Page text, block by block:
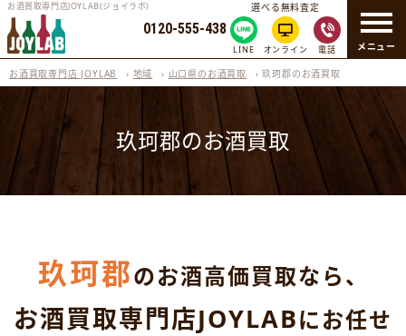
メニュー
お酒買取専門店JOYLAB(ジョイラボ)
0120-555-438
選べる無料査定
LINE オンライン 電話
お酒買取専門店 JOYLAB › 地域 › 山口県のお酒買取 ›玖珂郡のお酒買取
玖珂郡のお酒買取
玖珂郡のお酒高価買取なら、
お酒買取専門店JOYLABにお任せ